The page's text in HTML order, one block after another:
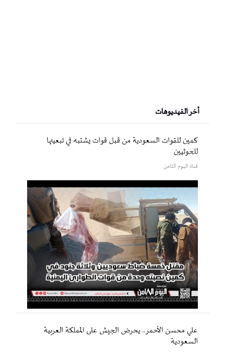
أخر الفيديوهات
كمين للقوات السعودية من قبل قوات يشتبه في تبعيتها
للحوثيين
قناة اليوم الثامن
علي محسن الأحمر.. يحرض الجيش على المملكة العربية
السعودية